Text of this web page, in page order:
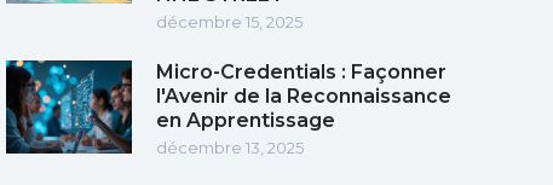
décembre 15, 2025
Micro-Credentials : Façonner
l'Avenir de la Reconnaissance
en Apprentissage
décembre 13, 2025